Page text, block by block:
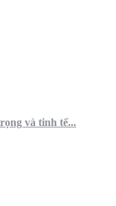
và tinh tế...